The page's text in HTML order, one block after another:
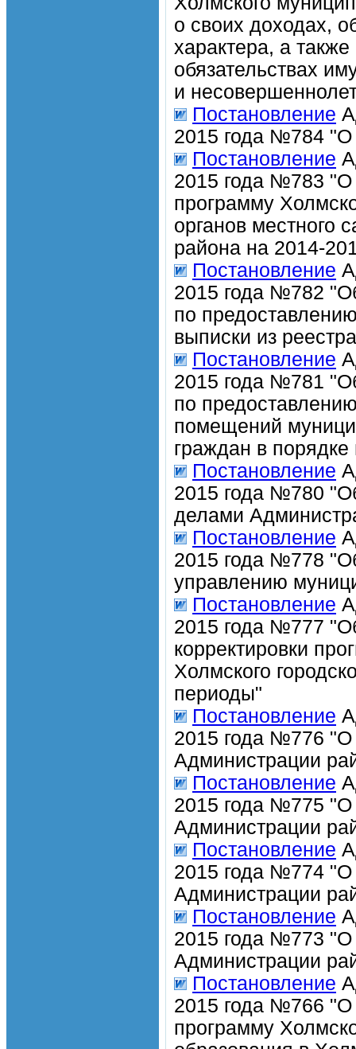
о своих доходах,
характера, а
обязательствах
и
Постановление
2015 года №784
Постановление
2015 года №783 "О
программу
органов местного
района на 2014-
Постановление
2015 года №782
по
выписки из
Постановление
2015 года №781
по
помещений
граждан в порядке
Постановление
2015 года №780
делами
Постановление
2015 года №778
управлению
Постановление
2015 года №777
корректировки
Холмского
периоды"
Постановление
2015 года №776 "О
Администрации
Постановление
2015 года №775 "О
Администрации
Постановление
2015 года №774 "О
Администрации
Постановление
2015 года №773 "О
Администрации
Постановление
2015 года №766 "О
программу